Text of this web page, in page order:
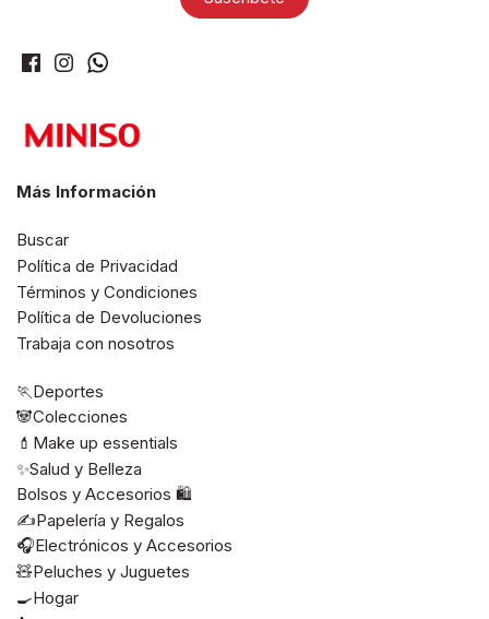
Más Información
Buscar
Política de Privacidad
Términos y Condiciones
Política de Devoluciones
Trabaja con nosotros
🏃Deportes
🐼Colecciones
💄Make up essentials
✨Salud y Belleza
Bolsos y Accesorios 🛍️
✍️Papelería y Regalos
🎧Electrónicos y Accesorios
🧸Peluches y Juguetes
🍳Hogar